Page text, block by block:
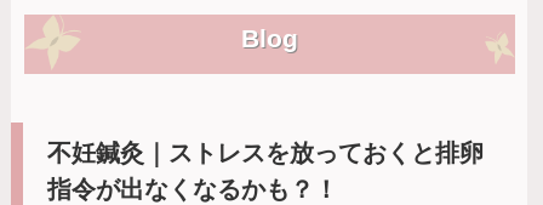
Blog
不妊鍼灸｜ストレスを放っておくと排卵
指令が出なくなるかも？！